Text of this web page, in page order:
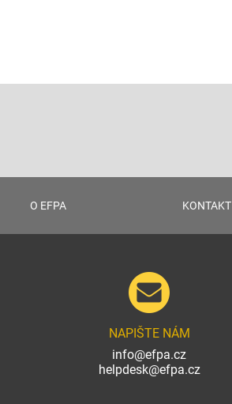
O EFPA KONTAKT
NAPIŠTE NÁM
info@efpa.cz
helpdesk@efpa.cz